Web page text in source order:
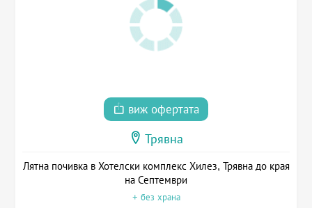
виж офертата
Трявна
Лятна почивка в Хотелски комплекс Хилез, Трявна до края
на Септември
+ без храна